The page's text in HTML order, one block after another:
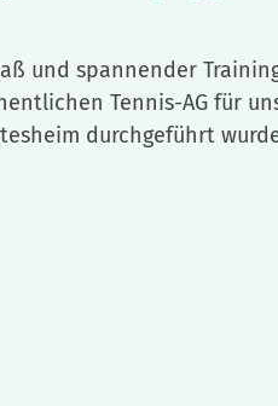
und spannender
Tennis-AG für
durchgeführt